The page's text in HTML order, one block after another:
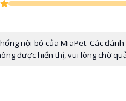
nội bộ của MiaPet. Các
được hiển thị, vui lòng chờ